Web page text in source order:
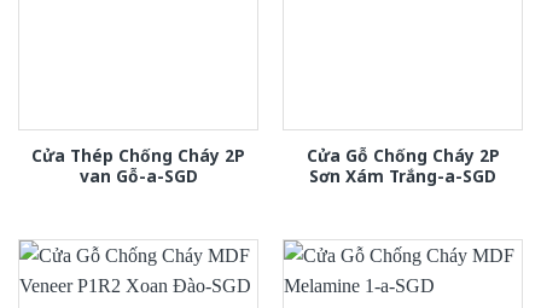
Cửa Thép Chống Cháy 2P
van Gỗ-a-SGD
Cửa Gỗ Chống Cháy 2P
Sơn Xám Trắng-a-SGD